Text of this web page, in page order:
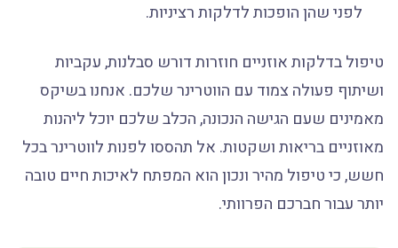
לפני שהן הופכות לדלקות רציניות.
טיפול בדלקות אוזניים חוזרות דורש סבלנות, עקביות
ושיתוף פעולה צמוד עם הווטרינר שלכם. אנחנו בשיקס
מאמינים שעם הגישה הנכונה, הכלב שלכם יוכל ליהנות
מאוזניים בריאות ושקטות. אל תהססו לפנות לווטרינר בכל
חשש, כי טיפול מהיר ונכון הוא המפתח לאיכות חיים טובה
יותר עבור חברכם הפרוותי.